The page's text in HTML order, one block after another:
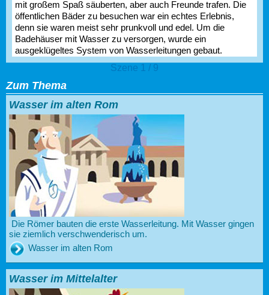
mit großem Spaß säuberten, aber auch Freunde trafen. Die
öffentlichen Bäder zu besuchen war ein echtes Erlebnis,
denn sie waren meist sehr prunkvoll und edel. Um die
Badehäuser mit Wasser zu versorgen, wurde ein
ausgeklügeltes System von Wasserleitungen gebaut.
Szene 1 / 9
Zum Thema
Wasser im alten Rom
Die Römer bauten die erste Wasserleitung. Mit Wasser gingen
sie ziemlich verschwenderisch um.
Wasser im alten Rom
Wasser im Mittelalter